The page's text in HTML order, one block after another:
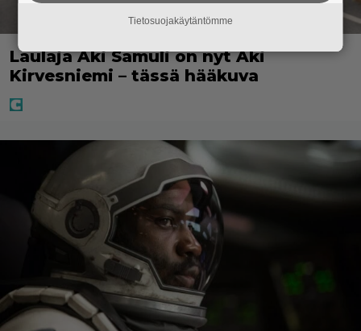
Laulaja Aki Samuli on nyt Aki
Kirvesniemi – tässä hääkuva
Tietosuojakäytäntömme